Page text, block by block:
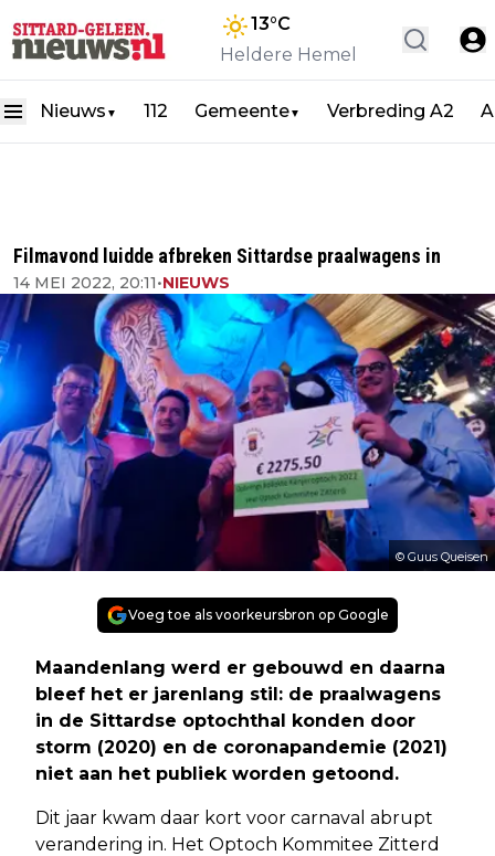
13°C
Heldere Hemel
Nieuws ▼ 112 Gemeente▼ Verbreding A2
Filmavond luidde afbreken Sittardse praalwagens in
14 MEI 2022, 20:11•NIEUWS
© Guus Queisen
Voeg toe als voorkeursbron op Google
Maandenlang werd er gebouwd en daarna
bleef het er jarenlang stil: de praalwagens
in de Sittardse optochthal konden door
storm (2020) en de coronapandemie (2021)
niet aan het publiek worden getoond.
Dit jaar kwam daar kort voor carnaval abrupt
verandering in. Het Optoch Kommitee Zitterd